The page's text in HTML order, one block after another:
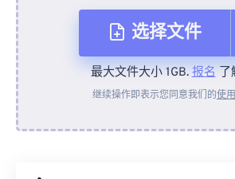
选择文件
从设备
最大文件大小 1GB.报名了
继续操作即表示您同意我们的使